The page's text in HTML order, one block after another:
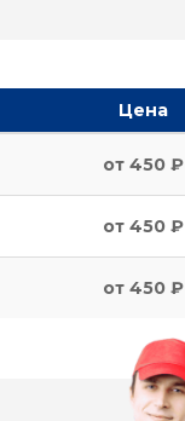
Цена
от 450 ₽
от 450 ₽
от 450 ₽